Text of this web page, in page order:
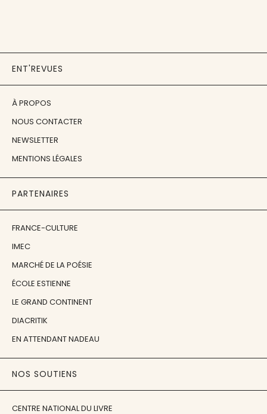
ENT'REVUES
À PROPOS
NOUS CONTACTER
NEWSLETTER
MENTIONS LÉGALES
PARTENAIRES
FRANCE-CULTURE
IMEC
MARCHÉ DE LA POÉSIE
ÉCOLE ESTIENNE
LE GRAND CONTINENT
DIACRITIK
EN ATTENDANT NADEAU
NOS SOUTIENS
CENTRE NATIONAL DU LIVRE